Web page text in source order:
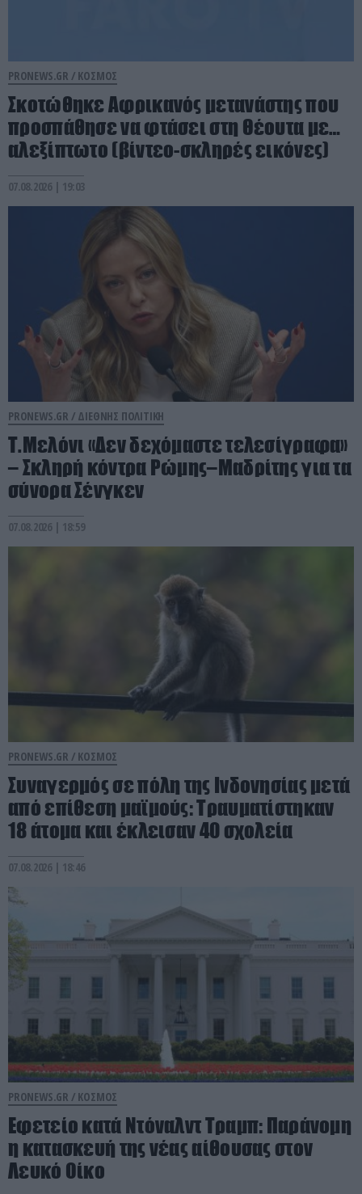
PRONEWS.GR / ΚΟΣΜΟΣ
Σκοτώθηκε Αφρικανός μετανάστης που
προσπάθησε να φτάσει στη Θέουτα με…
αλεξίπτωτο (βίντεο-σκληρές εικόνες)
07.08.2026 | 19:03
PRONEWS.GR / ΔΙΕΘΝΗΣ ΠΟΛΙΤΙΚΗ
Τ.Μελόνι «Δεν δεχόμαστε τελεσίγραφα»
– Σκληρή κόντρα Ρώμης–Μαδρίτης για τα
σύνορα Σένγκεν
07.08.2026 | 18:59
PRONEWS.GR / ΚΟΣΜΟΣ
Συναγερμός σε πόλη της Ινδονησίας μετά
από επίθεση μαϊμούς: Τραυματίστηκαν
18 άτομα και έκλεισαν 40 σχολεία
07.08.2026 | 18:46
PRONEWS.GR / ΚΟΣΜΟΣ
Εφετείο κατά Ντόναλντ Τραμπ: Παράνομη
η κατασκευή της νέας αίθουσας στον
Λευκό Οίκο